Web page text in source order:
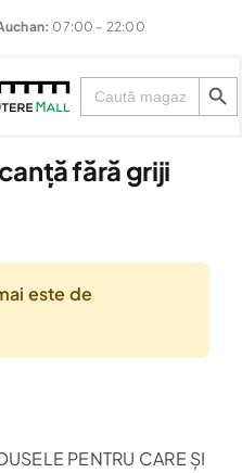
07:00 – 22:00
Search
for:
Search Button
fără griji
este de
PENTRU CARE ȘI